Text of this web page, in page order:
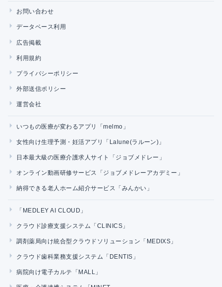
お問い合わせ
データベース利用
広告掲載
利用規約
プライバシーポリシー
外部送信ポリシー
運営会社
いつもの医療が変わるアプリ「melmo」
女性向け生理予測・妊活アプリ「Lalune(ラルーン)」
日本最大級の医療介護求人サイト「ジョブメドレー」
オンライン動画研修サービス「ジョブメドレーアカデミー」
納得できる老人ホーム紹介サービス「みんかい」
「MEDLEY AI CLOUD」
クラウド診療支援システム「CLINICS」
調剤薬局向け統合型クラウドソリューション「MEDIXS」
クラウド歯科業務支援システム「DENTIS」
病院向け電子カルテ「MALL」